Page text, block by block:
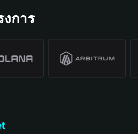
การ